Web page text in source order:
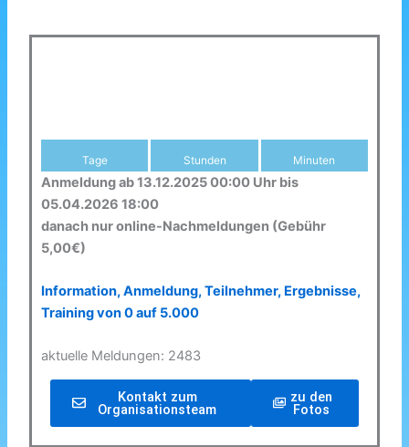
Tage Stunden Minuten
Anmeldung ab 13.12.2025 00:00 Uhr bis
05.04.2026 18:00
danach nur online-Nachmeldungen (Gebühr
5,00€)
Information, Anmeldung, Teilnehmer, Ergebnisse,
Training von 0 auf 5.000
aktuelle Meldungen: 2483
Kontakt zum
Organisationsteam
zu den
Fotos